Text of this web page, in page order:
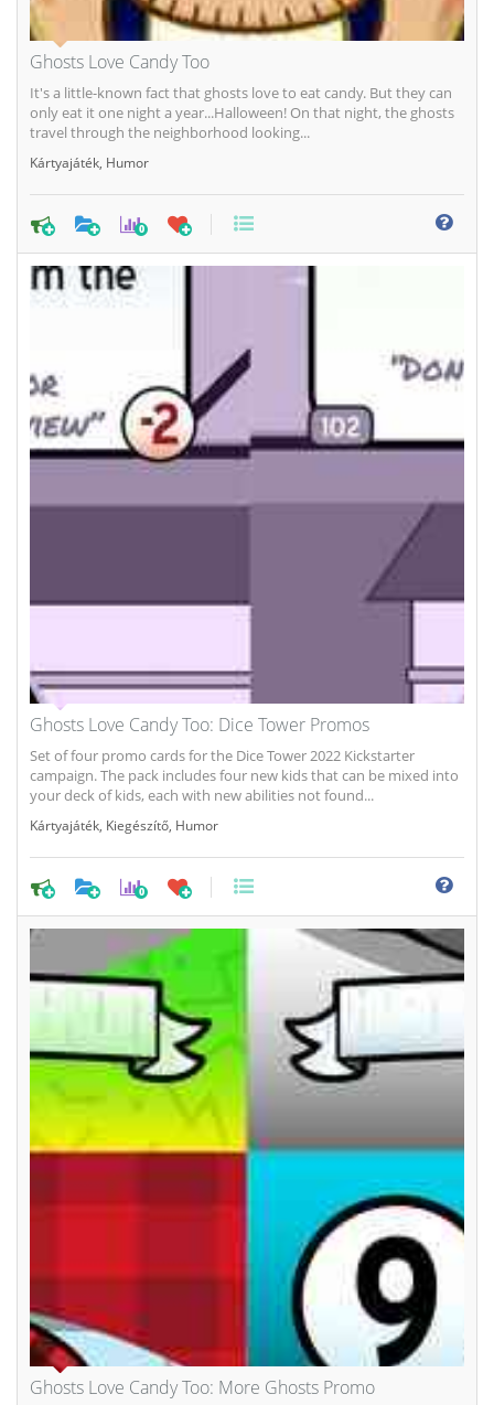
Ghosts Love Candy Too
It's a little-known fact that ghosts love to eat candy. But they can
only eat it one night a year...Halloween! On that night, the ghosts
travel through the neighborhood looking...
Kártyajáték, Humor
0
Ghosts Love Candy Too: Dice Tower Promos
Set of four promo cards for the Dice Tower 2022 Kickstarter
campaign. The pack includes four new kids that can be mixed into
your deck of kids, each with new abilities not found...
Kártyajáték, Kiegészítő, Humor
0
Ghosts Love Candy Too: More Ghosts Promo